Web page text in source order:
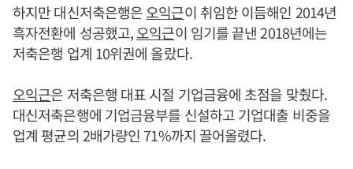
하지만 대신저축은행은오익근이 취임한 이듬해인 2014년
흑자전환에 성공했고,오익근이 임기를 끝낸 2018년에는
저축은행 업계 10위권에 올랐다.
오익근은 저축은행 대표 시절 기업금융에 초점을 맞췄다.
대신저축은행에 기업금융부를 신설하고 기업대출 비중을
업계 평균의 2배가량인 71%까지 끌어올렸다.